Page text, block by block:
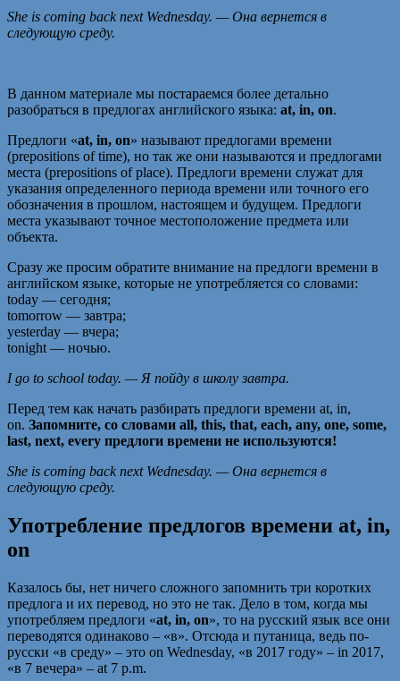
She is coming back next Wednesday. — Она вернется в
следующую среду.
В данном материале мы постараемся более детально
разобраться в предлогах английского языка: at, in, on.
Предлоги «at, in, on» называют предлогами времени
(prepositions of time), но так же они называются и предлогами
места (prepositions of place). Предлоги времени служат для
указания определенного периода времени или точного его
обозначения в прошлом, настоящем и будущем. Предлоги
места указывают точное местоположение предмета или
объекта.
Сразу же просим обратите внимание на предлоги времени в
английском языке, которые не употребляется со словами:
today — сегодня;
tomorrow — завтра;
yesterday — вчера;
tonight — ночью.
I go to school today. — Я пойду в школу завтра.
Перед тем как начать разбирать предлоги времени at, in,
on. Запомните, со словами all, this, that, each, any, one, some,
last, next, every предлоги времени не используются!
She is coming back next Wednesday. — Она вернется в
следующую среду.
Употребление предлогов времени at, in,
on
Казалось бы, нет ничего сложного запомнить три коротких
предлога и их перевод, но это не так. Дело в том, когда мы
употребляем предлоги «at, in, on», то на русский язык все они
переводятся одинаково – «в». Отсюда и путаница, ведь по-
русски «в среду» – это on Wednesday, «в 2017 году» – in 2017,
«в 7 вечера» – at 7 p.m.